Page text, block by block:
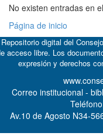
No existen entradas en
Página de inicio
digital del
acceso libre. Los
expresión y derechos
Correo institucional -
Av.10 de Agosto N34-